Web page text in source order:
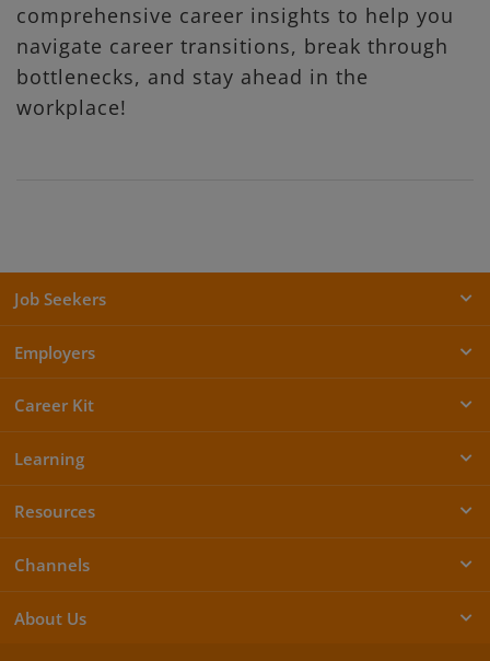
comprehensive career insights to help you
navigate career transitions, break through
bottlenecks, and stay ahead in the
workplace!
Job Seekers
Employers
Career Kit
Learning
Resources
Channels
About Us